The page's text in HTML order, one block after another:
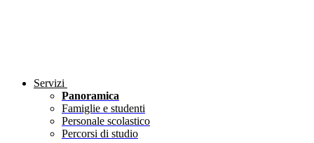
Servizi
Panoramica
Famiglie e studenti
Personale scolastico
Percorsi di studio